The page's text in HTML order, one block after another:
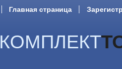
Главная страница
КОМПЛЕКТ